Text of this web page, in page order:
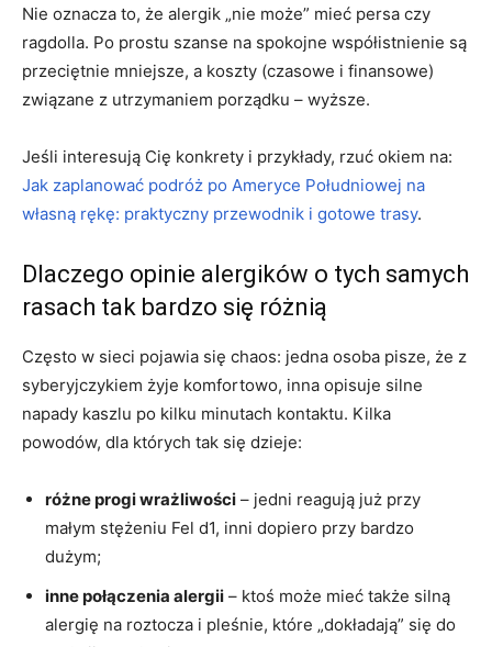
Nie oznacza to, że alergik „nie może” mieć persa czy
ragdolla. Po prostu szanse na spokojne współistnienie są
przeciętnie mniejsze, a koszty (czasowe i finansowe)
związane z utrzymaniem porządku – wyższe.
Jeśli interesują Cię konkrety i przykłady, rzuć okiem na:
Jak zaplanować podróż po Ameryce Południowej na
własną rękę: praktyczny przewodnik i gotowe trasy.
Dlaczego opinie alergików o tych samych
rasach tak bardzo się różnią
Często w sieci pojawia się chaos: jedna osoba pisze, że z
syberyjczykiem żyje komfortowo, inna opisuje silne
napady kaszlu po kilku minutach kontaktu. Kilka
powodów, dla których tak się dzieje:
różne progi wrażliwości – jedni reagują już przy
małym stężeniu Fel d1, inni dopiero przy bardzo
dużym;
inne połączenia alergii – ktoś może mieć także silną
alergię na roztocza i pleśnie, które „dokładają” się do